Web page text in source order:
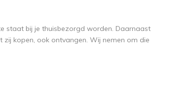
staat bij je thuisbezorgd worden. Daarnaast
kopen, ook ontvangen. Wij nemen om die